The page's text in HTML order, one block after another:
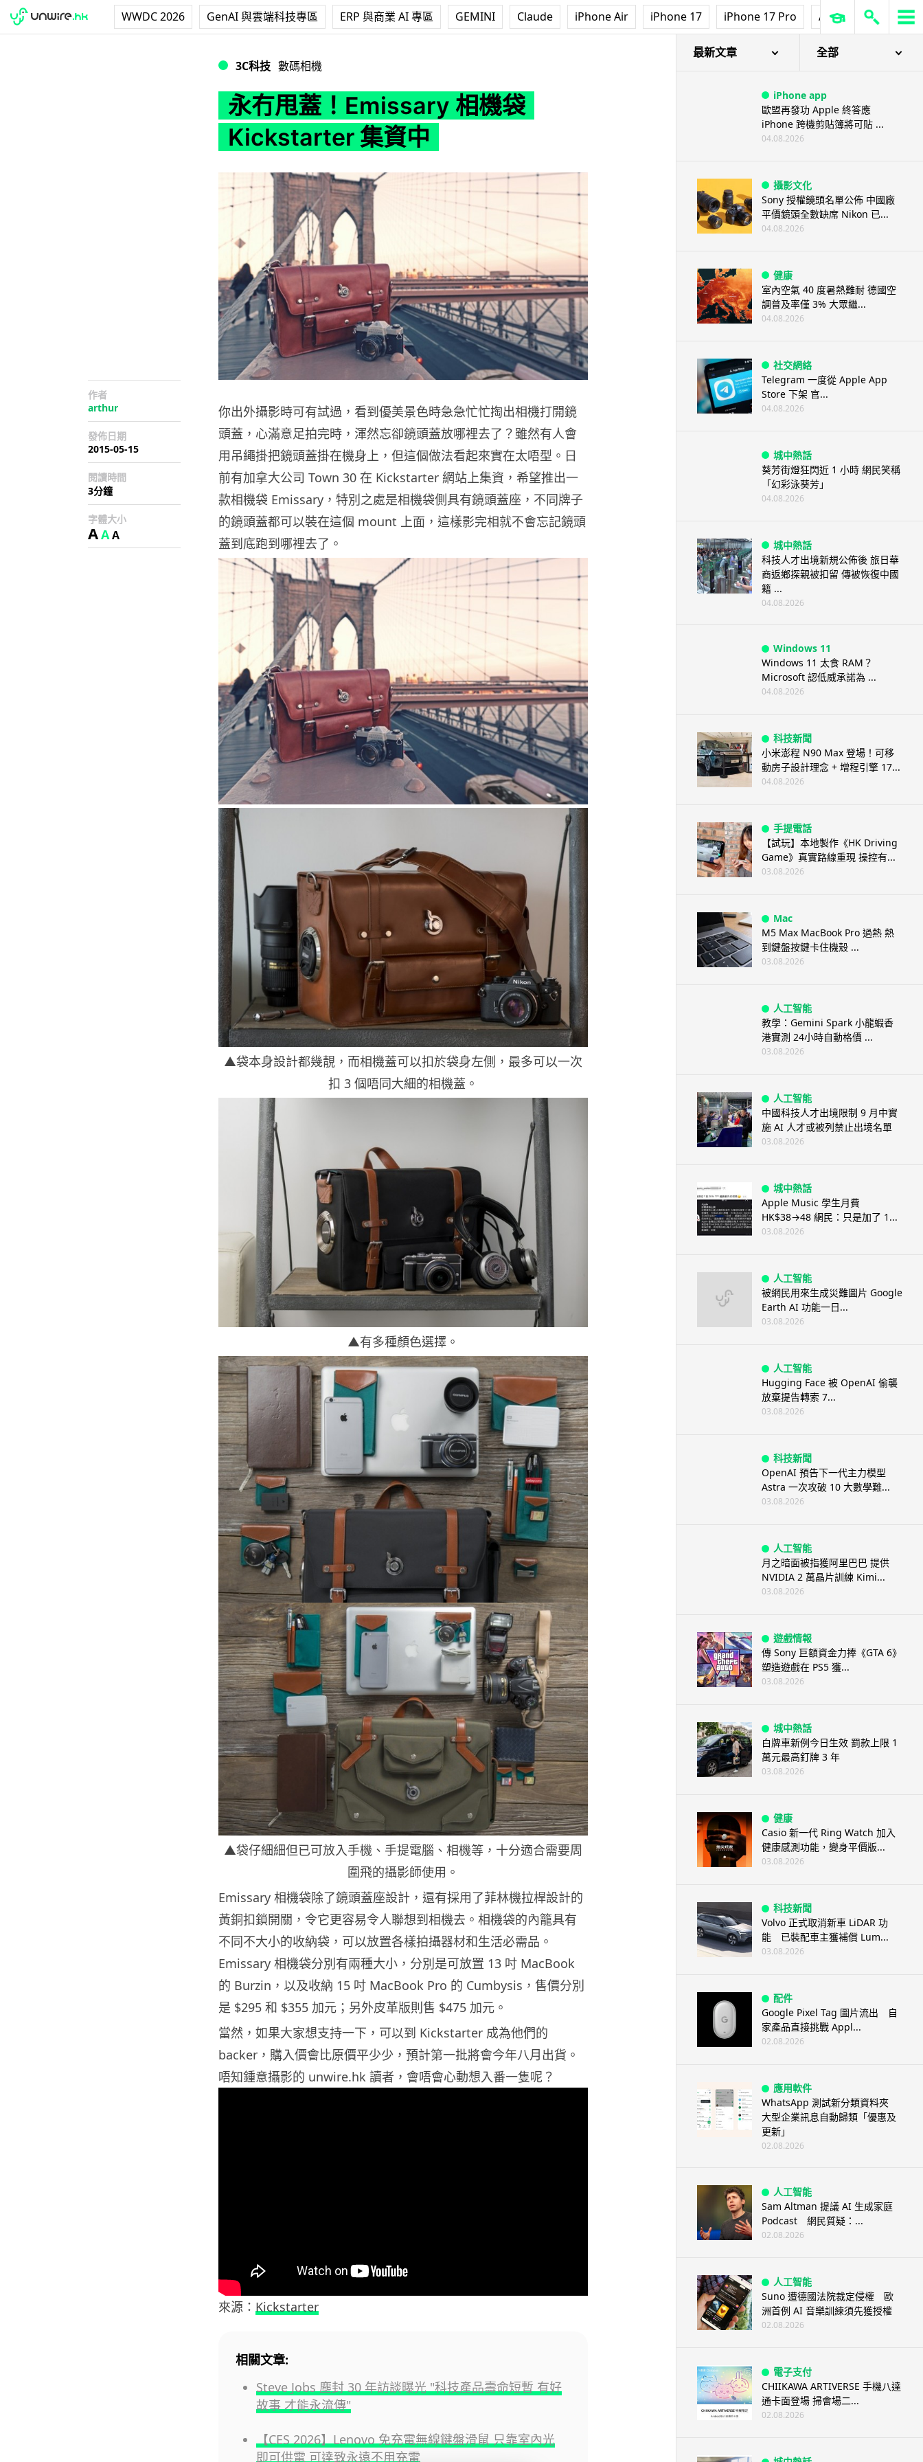
WWDC 2026 GenAI 與雲端科技專區 ERP 與商業 AI 專區 GEMINI Claude iPhone Air iPhone 17 iPhone 17 Pro AirPods Pro 3
3C科技 數碼相機
永冇甩蓋！Emissary 相機袋
Kickstarter 集資中
作者
arthur
發佈日期
2015-05-15
閱讀時間
3分鐘
字體大小
AAA
你出外攝影時可有試過，看到優美景色時急急忙忙掏出相機打開鏡
頭蓋，心滿意足拍完時，渾然忘卻鏡頭蓋放哪裡去了？雖然有人會
用吊繩掛把鏡頭蓋掛在機身上，但這個做法看起來實在太唔型。日
前有加拿大公司 Town 30 在 Kickstarter 網站上集資，希望推出一
款相機袋 Emissary，特別之處是相機袋側具有鏡頭蓋座，不同牌子
的鏡頭蓋都可以裝在這個 mount 上面，這樣影完相就不會忘記鏡頭
蓋到底跑到哪裡去了。
▲袋本身設計都幾靚，而相機蓋可以扣於袋身左側，最多可以一次
扣 3 個唔同大細的相機蓋。
▲有多種顏色選擇。
▲袋仔細細但已可放入手機、手提電腦、相機等，十分適合需要周
圍飛的攝影師使用。
Emissary 相機袋除了鏡頭蓋座設計，還有採用了菲林機拉桿設計的
黃銅扣鎖開關，令它更容易令人聯想到相機去。相機袋的內籠具有
不同不大小的收納袋，可以放置各樣拍攝器材和生活必需品。
Emissary 相機袋分別有兩種大小，分別是可放置 13 吋 MacBook
的 Burzin，以及收納 15 吋 MacBook Pro 的 Cumbysis，售價分別
是 $295 和 $355 加元；另外皮革版則售 $475 加元。
當然，如果大家想支持一下，可以到 Kickstarter 成為他們的
backer，購入價會比原價平少少，預計第一批將會今年八月出貨。
唔知鍾意攝影的 unwire.hk 讀者，會唔會心動想入番一隻呢？
來源： Kickstarter
相關文章:
Steve Jobs 塵封 30 年訪談曝光 "科技產品壽命短暫 有好
故事 才能永流傳"
【CES 2026】Lenovo 免充電無線鍵盤滑鼠 只靠室內光
即可供電 可達致永遠不用充電
最新文章 全部
iPhone app
歐盟再發功 Apple 終答應
iPhone 跨機剪貼簿將可貼 ...
04.08.2026
攝影文化
Sony 授權鏡頭名單公佈 中國廠
平價鏡頭全數缺席 Nikon 已...
04.08.2026
健康
室內空氣 40 度暑熱難耐 德國空
調普及率僅 3% 大眾繼...
04.08.2026
社交網絡
Telegram 一度從 Apple App
Store 下架 官...
04.08.2026
城中熱話
葵芳街燈狂閃近 1 小時 網民笑稱
「幻彩泳葵芳」
04.08.2026
城中熱話
科技人才出境新規公佈後 旅日華
商返鄉探親被扣留 傳被恢復中國
籍 ...
04.08.2026
Windows 11
Windows 11 太食 RAM？
Microsoft 認低威承諾為 ...
04.08.2026
科技新聞
小米澎程 N90 Max 登場！可移
動房子設計理念 + 增程引擎 17...
04.08.2026
手提電話
【試玩】本地製作《HK Driving
Game》真實路線重現 操控有...
03.08.2026
Mac
M5 Max MacBook Pro 過熱 熱
到鍵盤按鍵卡住機殼 ...
03.08.2026
人工智能
教學：Gemini Spark 小龍蝦香
港實測 24小時自動格價 ...
03.08.2026
人工智能
中國科技人才出境限制 9 月中實
施 AI 人才或被列禁止出境名單
03.08.2026
城中熱話
Apple Music 學生月費
HK$38→48 網民：只是加了 1...
03.08.2026
人工智能
被網民用來生成災難圖片 Google
Earth AI 功能一日...
03.08.2026
人工智能
Hugging Face 被 OpenAI 偷襲
放棄提告轉索 7...
03.08.2026
科技新聞
OpenAI 預告下一代主力模型
Astra 一次攻破 10 大數學難...
03.08.2026
人工智能
月之暗面被指獲阿里巴巴 提供
NVIDIA 2 萬晶片訓練 Kimi...
03.08.2026
遊戲情報
傳 Sony 巨額資金力捧《GTA 6》
塑造遊戲在 PS5 獲...
03.08.2026
城中熱話
白牌車新例今日生效 罰款上限 1
萬元最高釘牌 3 年
03.08.2026
健康
Casio 新一代 Ring Watch 加入
健康感測功能，變身平價版...
03.08.2026
科技新聞
Volvo 正式取消新車 LiDAR 功
能 已裝配車主獲補償 Lum...
03.08.2026
配件
Google Pixel Tag 圖片流出 自
家產品直接挑戰 Appl...
02.08.2026
應用軟件
WhatsApp 測試新分類資料夾
大型企業訊息自動歸類「優惠及
更新」
02.08.2026
人工智能
Sam Altman 提議 AI 生成家庭
Podcast 網民質疑：...
02.08.2026
人工智能
Suno 遭德國法院裁定侵權 歐
洲首例 AI 音樂訓練須先獲授權
02.08.2026
電子支付
CHIIKAWA ARTIVERSE 手機八達
通卡面登場 掃會場二...
02.08.2026